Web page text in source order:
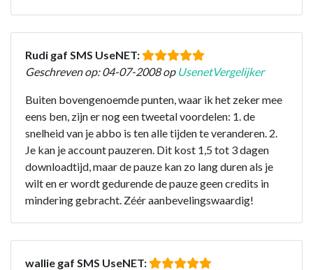
Rudi gaf SMS UseNET:
Geschreven op: 04-07-2008 op UsenetVergelijker
Buiten bovengenoemde punten, waar ik het zeker mee
eens ben, zijn er nog een tweetal voordelen: 1. de
snelheid van je abbo is ten alle tijden te veranderen. 2.
Je kan je account pauzeren. Dit kost 1,5 tot 3 dagen
downloadtijd, maar de pauze kan zo lang duren als je
wilt en er wordt gedurende de pauze geen credits in
mindering gebracht. Zéér aanbevelingswaardig!
wallie gaf SMS UseNET: